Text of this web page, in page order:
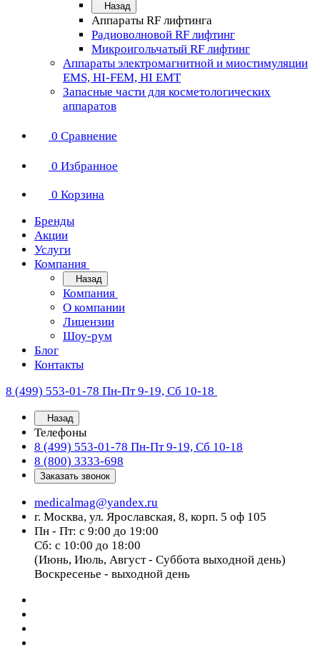
Назад
Аппараты RF лифтинга
Радиоволновой RF лифтинг
Микроигольчатый RF лифтинг
Аппараты электромагнитной и миостимуляции
EMS, HI-FEM, HI EMT
Запасные части для косметологических
аппаратов
0 Сравнение
0 Избранное
0 Корзина
Бренды
Акции
Услуги
Компания
Назад
Компания
О компании
Лицензии
Шоу-рум
Блог
Контакты
8 (499) 553-01-78 Пн-Пт 9-19, Сб 10-18
Назад
Телефоны
8 (499) 553-01-78 Пн-Пт 9-19, Сб 10-18
8 (800) 3333-698
Заказать звонок
medicalmag@yandex.ru
г. Москва, ул. Ярославская, 8, корп. 5 оф 105
Пн - Пт: с 9:00 до 19:00
Сб: с 10:00 до 18:00
(Июнь, Июль, Август - Суббота выходной день)
Воскресенье - выходной день